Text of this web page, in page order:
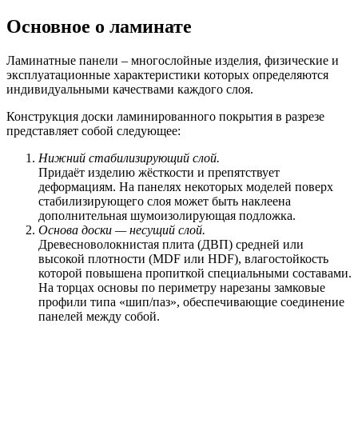
Основное о ламинате
Ламинатные панели – многослойные изделия, физические и
эксплуатационные характеристики которых определяются
индивидуальными качествами каждого слоя.
Конструкция доски ламинированного покрытия в разрезе
представляет собой следующее:
Нижний стабилизирующий слой.
Придаёт изделию жёсткости и препятствует
деформациям. На панелях некоторых моделей поверх
стабилизирующего слоя может быть наклеена
дополнительная шумоизолирующая подложка.
Основа доски — несущий слой.
Древесноволокнистая плита (ДВП) средней или
высокой плотности (MDF или HDF), влагостойкость
которой повышена пропиткой специальными составами.
На торцах основы по периметру нарезаны замковые
профили типа «шип/паз», обеспечивающие соединение
панелей между собой.